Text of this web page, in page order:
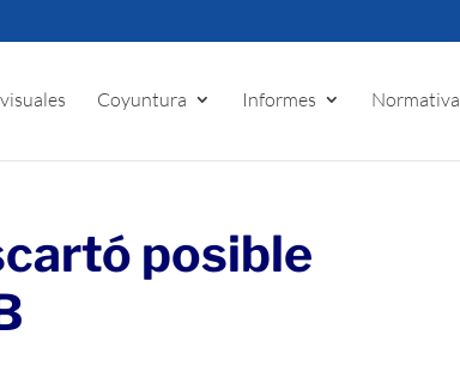
Coyuntura Informes Normativa
posible